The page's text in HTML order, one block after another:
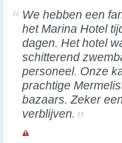
We hebben een
het Marina Hotel
dagen. Het hotel
schitterend
personeel. Onze
prachtige
bazaars. Zeker
verblijven.